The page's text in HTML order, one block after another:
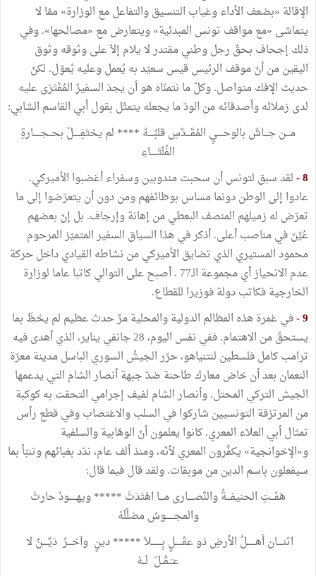
الإقالة «بضعف الأداء وغياب التنسيق والتفاعل مع الوزارة» ممّا لا
يتماشى «مع مواقف تونس المبدئية» ويتعارض مع «مصالحها». وفي
ذلك إجحاف بحقّ رجل وطني مقتدر لا يلام إلاّ على وثوقه وثوق
اليقين من أنّ موقف الرئيس قيس سعيّد به يُعمل وعليه يُعوّل. لكنّ
حديث الإفك متواصل. وكلّ ما نتمنّاه هو أن يجدَ السفيرُ المُفْتَرَى عليه
لدى زملائه وأصدقائه من الودّ ما يجعله يتمثّل بقول أبي القاسم الشابي:
مـــن جـــاشَ بالوحــــيِ المُقَـــدَّسِ قلبُــــهُ **** لم يحْتَفِـــــلْ بحــجـــــارةِ
الفُلَتَـــــاءِ
8 - لقد سبق لتونس أن سحبت مندوبين وسفراء أغضبوا الأميركي.
عادوا إلى الوطن دونما مساس بوظائفهم ومن دون أن يتعرّضوا إلى ما
تعرّض له زميلهم المنصف البعطي من إهانة وإرجاف. بل إنّ بعضهم
عُيِّنَ في مناصب أعلى. أذكر في هذا السياق السفير المتميّز المرحوم
محمود المستيري الذي تضايق الأميركي من نشاطه القيادي داخل حركة
عدم الانحياز أي مجموعة الـ77 . أصبح على التوالي كاتبا عاما لوزارة
الخارجية فكاتب دولة فوزيرا للقطاع.
9 - في غمرة هذه المظالم الدولية والمحلية مرَّ حدث عظيم لم يحْظَ بما
يستحقّ من الاهتمام. ففي نفس اليوم، 28 جانفي يناير، الذي أهدى فيه
ترامب كامل فلسطين لنتنياهو، حرّر الجيشُ السوري الباسل مدينة معرّة
النعمان بعد أن خاض معارك طاحنة ضدّ جبهة أنصار الشام التي يدعمها
الجيش التركي المحتل. وأنصار الشام لفيف إجرامي التحقت به كوكبة
من المرتزقة التونسيين شاركوا في السلب والاغتصاب وفي قطع رأس
تمثال أبي العلاء المعري. كانوا يعلمون أنّ الوهّابية والسلفية
و«الإخوانجية» يكفِّرون المعري لأنّه، ومنذ ألف عام، ندّد بغبائهم وتنبّأ بما
سيفعلون باسم الدين من موبقات. ولقد قال فيما قال:
هَفَـــتِ الحنيفـــةُ والنَّصــــارى مـــا اهْتَدَتْ ***** ويهـــــودُ حارتْ
والمجــــــوسُ مضلَّلَهْ
اثنــــان أهــــــلُ الأرضِ ذو عقْـــــلٍ بِـــــــلاَ ***** دينٍ وآخـــرُ دَيِّــــنٌ لا
عـَــقْــلَ لَــهْ